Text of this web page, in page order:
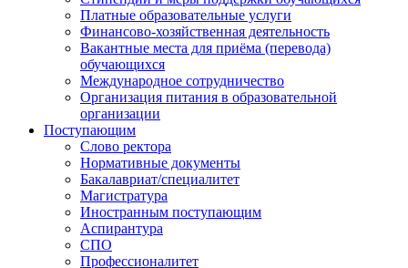
Платные образовательные услуги
Финансово-хозяйственная деятельность
Вакантные места для приёма (перевода)
обучающихся
Международное сотрудничество
Организация питания в образовательной
организации
Поступающим
Слово ректора
Нормативные документы
Бакалавриат/специалитет
Магистратура
Иностранным поступающим
Аспирантура
СПО
Профессионалитет